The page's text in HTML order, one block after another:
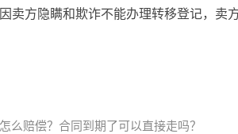
卖方隐瞒和欺诈不能办理转移登记，卖
么赔偿？合同到期了可以直接走吗？